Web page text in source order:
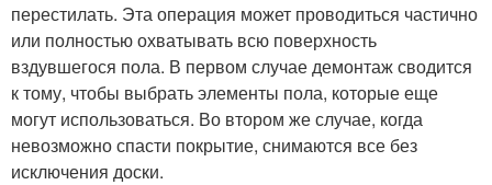
перестилать. Эта операция может проводиться частично
или полностью охватывать всю поверхность
вздувшегося пола. В первом случае демонтаж сводится
к тому, чтобы выбрать элементы пола, которые еще
могут использоваться. Во втором же случае, когда
невозможно спасти покрытие, снимаются все без
исключения доски.